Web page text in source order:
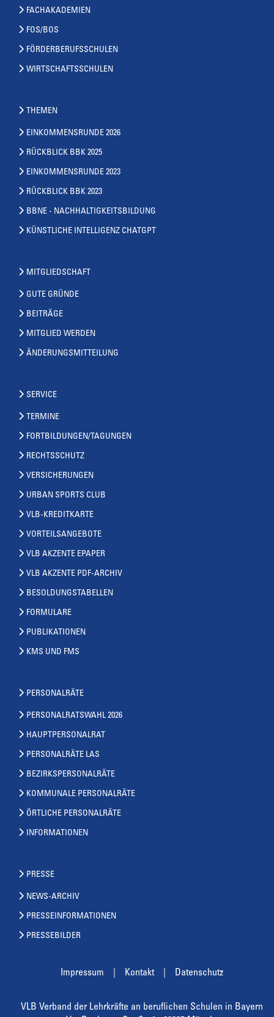
FACHAKADEMIEN
FOS/BOS
FÖRDERBERUFSSCHULEN
WIRTSCHAFTSSCHULEN
THEMEN
EINKOMMENSRUNDE 2026
RÜCKBLICK BBK 2025
EINKOMMENSRUNDE 2023
RÜCKBLICK BBK 2023
BBNE - NACHHALTIGKEITSBILDUNG
KÜNSTLICHE INTELLIGENZ CHATGPT
MITGLIEDSCHAFT
GUTE GRÜNDE
BEITRÄGE
MITGLIED WERDEN
ÄNDERUNGSMITTEILUNG
SERVICE
TERMINE
FORTBILDUNGEN/TAGUNGEN
RECHTSSCHUTZ
VERSICHERUNGEN
URBAN SPORTS CLUB
VLB-KREDITKARTE
VORTEILSANGEBOTE
VLB AKZENTE EPAPER
VLB AKZENTE PDF-ARCHIV
BESOLDUNGSTABELLEN
FORMULARE
PUBLIKATIONEN
KMS UND FMS
PERSONALRÄTE
PERSONALRATSWAHL 2026
HAUPTPERSONALRAT
PERSONALRÄTE LAS
BEZIRKSPERSONALRÄTE
KOMMUNALE PERSONALRÄTE
ÖRTLICHE PERSONALRÄTE
INFORMATIONEN
PRESSE
NEWS-ARCHIV
PRESSEINFORMATIONEN
PRESSEBILDER
Impressum Kontakt Datenschutz
VLB Verband der Lehrkräfte an beruflichen Schulen in Bayern